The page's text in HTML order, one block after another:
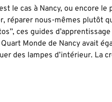
le cas à Nancy, ou encore
réparer nous-mêmes plutôt
ces guides
Monde de Nancy avait
des lampes d’intérieur. La